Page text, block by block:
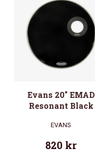
Evans 20″ EMAD
Resonant Black
EVANS
820 kr